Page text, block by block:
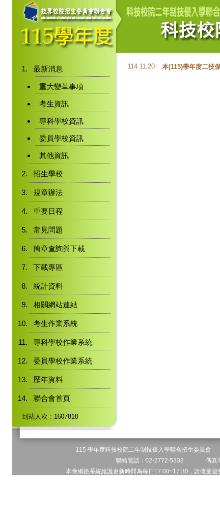
最新消息
重大變革事項
考生資訊
專科學校資訊
委員學校資訊
其他資訊
招生學校
規章辦法
重要日程
常見問題
簡章查詢與下載
下載專區
統計資料
相關網站連結
考生作業系統
專科學校作業系統
委員學校作業系統
歷年資料
聯合會首頁
到站人次：1607818
114.11.20 本(115)學年度二技
115 學年度科技校院二年制技優入學聯合招生委員
聯絡電話：02-2772-5333 傳
本會網路系統維護更新時間為每日17:00~17:30，請儘量